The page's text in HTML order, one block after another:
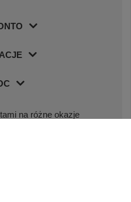
na różne okazje